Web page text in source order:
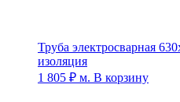
Труба электросварная
изоляция
1 805 ₽ м. В корзину